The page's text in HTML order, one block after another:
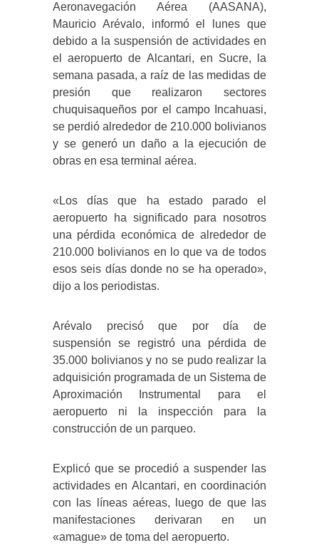
Aeronavegación Aérea (AASANA),
Mauricio Arévalo, informó el lunes que
debido a la suspensión de actividades en
el aeropuerto de Alcantari, en Sucre, la
semana pasada, a raíz de las medidas de
presión que realizaron sectores
chuquisaqueños por el campo Incahuasi,
se perdió alrededor de 210.000 bolivianos
y se generó un daño a la ejecución de
obras en esa terminal aérea.
«Los días que ha estado parado el
aeropuerto ha significado para nosotros
una pérdida económica de alrededor de
210.000 bolivianos en lo que va de todos
esos seis días donde no se ha operado»,
dijo a los periodistas.
Arévalo precisó que por día de
suspensión se registró una pérdida de
35.000 bolivianos y no se pudo realizar la
adquisición programada de un Sistema de
Aproximación Instrumental para el
aeropuerto ni la inspección para la
construcción de un parqueo.
Explicó que se procedió a suspender las
actividades en Alcantari, en coordinación
con las líneas aéreas, luego de que las
manifestaciones derivaran en un
«amague» de toma del aeropuerto.